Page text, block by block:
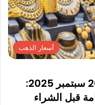
أسعار الذهب
أسعار الذهب في مصر اليوم 26 سبتمبر 2025: